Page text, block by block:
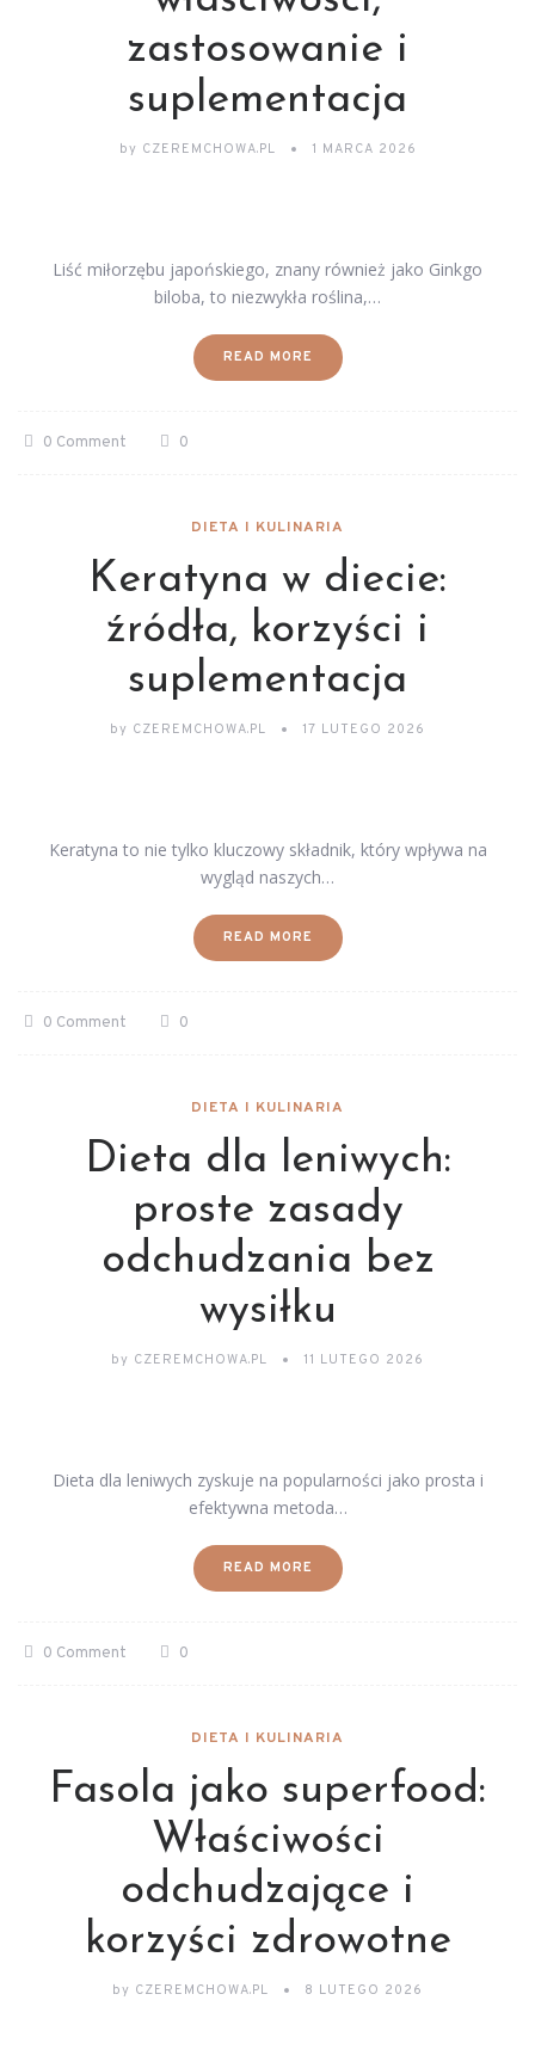
zastosowanie i
suplementacja
by CZEREMCHOWA.PL 1 MARCA 2026
Liść miłorzębu japońskiego, znany również jako Ginkgo
biloba, to niezwykła roślina,…
READ MORE
0 Comment 0
DIETA I KULINARIA
Keratyna w diecie:
źródła, korzyści i
suplementacja
by CZEREMCHOWA.PL 17 LUTEGO 2026
Keratyna to nie tylko kluczowy składnik, który wpływa na
wygląd naszych…
READ MORE
0 Comment 0
DIETA I KULINARIA
Dieta dla leniwych:
proste zasady
odchudzania bez
wysiłku
by CZEREMCHOWA.PL 11 LUTEGO 2026
Dieta dla leniwych zyskuje na popularności jako prosta i
efektywna metoda…
READ MORE
0 Comment 0
DIETA I KULINARIA
Fasola jako superfood:
Właściwości
odchudzające i
korzyści zdrowotne
by CZEREMCHOWA.PL 8 LUTEGO 2026